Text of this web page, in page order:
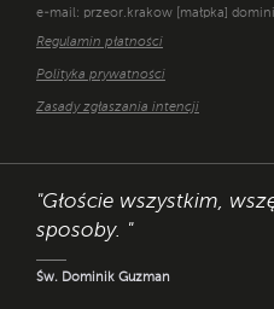
e-mail: przeor.krakow [małpka]
Regulamin płatności
Polityka prywatności
Zasady zgłaszania intencji
"Głoście wszystkim,
sposoby. "
Św. Dominik Guzman